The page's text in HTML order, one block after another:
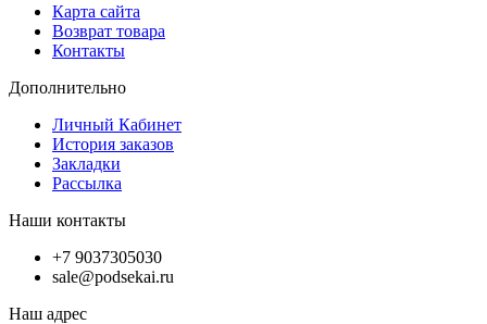
Карта сайта
Возврат товара
Контакты
Дополнительно
Личный Кабинет
История заказов
Закладки
Рассылка
Наши контакты
+7 9037305030
sale@podsekai.ru
Наш адрес